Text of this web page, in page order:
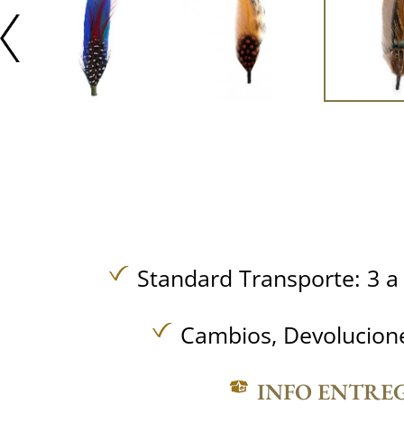
Standard Transporte: 3
Cambios,
INFO